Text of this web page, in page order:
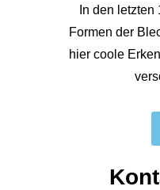
In den
Formen der
hier coole